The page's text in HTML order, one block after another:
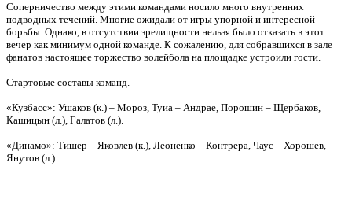
Соперничество между этими командами носило много внутренних
подводных течений. Многие ожидали от игры упорной и интересной
борьбы. Однако, в отсутствии зрелищности нельзя было отказать в этот
вечер как минимум одной команде. К сожалению, для собравшихся в зале
фанатов настоящее торжество волейбола на площадке устроили гости.
Стартовые составы команд.
«Кузбасс»: Ушаков (к.) – Мороз, Туиа – Андрае, Порошин – Щербаков,
Кашицын (л.), Галатов (л.).
«Динамо»: Тишер – Яковлев (к.), Леоненко – Контрера, Чаус – Хорошев,
Янутов (л.).